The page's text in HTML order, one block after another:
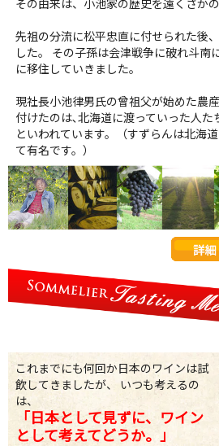
その由来は、小池家の歴史を遠くさかの
先祖の分流に松平忠直に付せられた後
した。 その子孫は会津戦争に破れ斗南
に移住していきました。
現社長小池律男氏の曾祖父が始めた農
付けたのは､北海道に渡っていった人た
といわれています。（すずらんは北海
て有名です。）
これまでにも何回か日本のワインは試
飲してきましたが、 いつも考えるの
は、
「日本として見ずに、ワイン
として考えてどうか。」